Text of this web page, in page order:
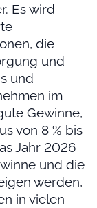
Es wird
die
und
und
im
Gewinne,
von 8 % bis
Jahr 2026
und die
werden,
in vielen